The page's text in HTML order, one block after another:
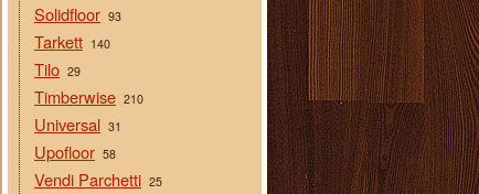
Solidfloor 93
Tarkett 140
Tilo 29
Timberwise 210
Universal 31
Upofloor 58
Vendi Parchetti 25